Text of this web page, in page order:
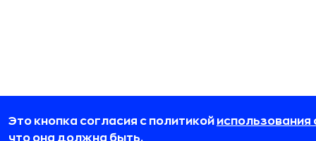
Это кнопка согласия с политикой использования
что она должна быть.